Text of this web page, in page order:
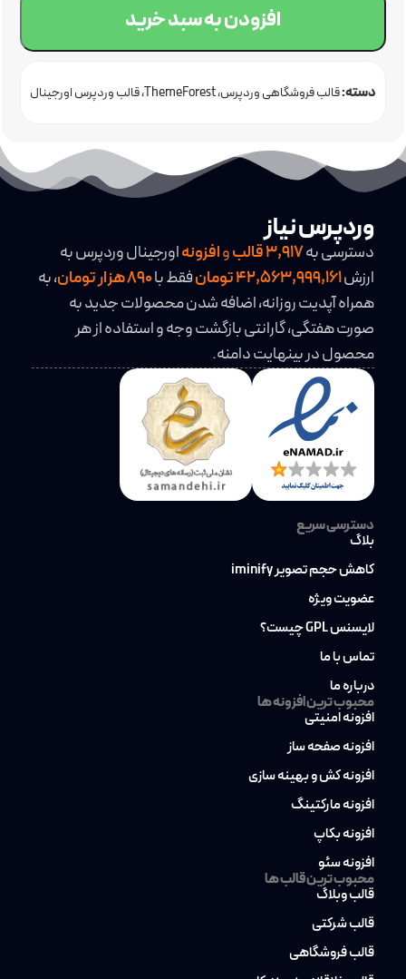
افزودن به سبد خرید
دسته:قالب فروشگاهی وردپرس ThemeForest قالب وردپرس اورجینال
وردپرس نیاز
دسترسی به3,917قالبوافزونهاورجینال وردپرس به
ارزش42,563,999,161 تومان فقط با
، به
همراه آپدیت روزانه، اضافه شدن محصولات جدید به
صورت هفتگی، گارانتی بازگشت وجه و استفاده از هر
محصول در بینهایت دامنه.
دسترسی سریع
بلاگ
کاهش حجم تصویر iminify
عضویت ویژه
لایسنس GPL چیست؟
تماس با ما
درباره ما
محبوب ترین افزونه ها
افزونه امنیتی
افزونه صفحه ساز
افزونه کش و بهینه سازی
افزونه مارکتینگ
افزونه بکاپ
افزونه سئو
محبوب ترین قالب ها
قالب وبلاگ
قالب شرکتی
قالب فروشگاهی